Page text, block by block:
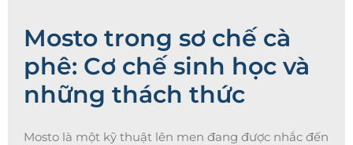
Mosto trong sơ chế cà
phê: Cơ chế sinh học và
những thách thức
Mosto là một kỹ thuật lên men đang được nhắc đến